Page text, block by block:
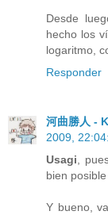
Desde
hecho los
logaritmo,
Responder
河曲勝人 -
2009,
Usagi ,
bien
Y bueno,